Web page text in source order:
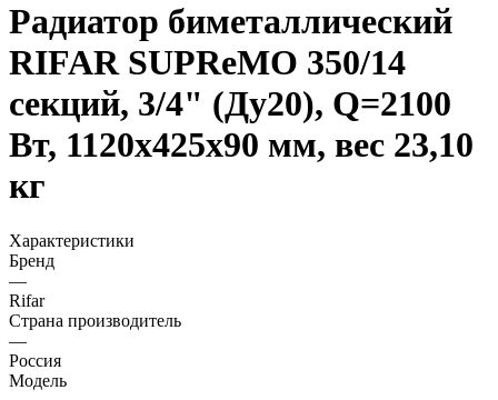
Радиатор биметаллический
RIFAR SUPReMO 350/14
секций, 3/4" (Ду20), Q=2100
Вт, 1120х425х90 мм, вес 23,10
кг
Характеристики
Бренд
—
Rifar
Страна производитель
—
Россия
Модель